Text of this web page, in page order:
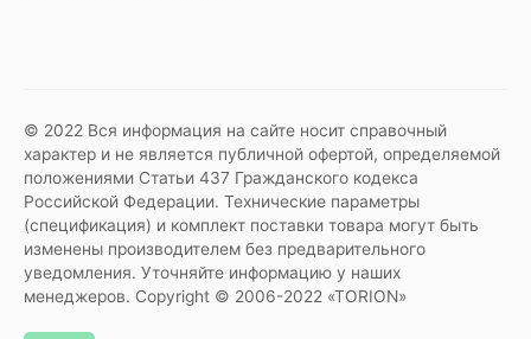
© 2022 Вся информация на сайте носит справочный
характер и не является публичной офертой, определяемой
положениями Статьи 437 Гражданского кодекса
Российской Федерации. Технические параметры
(спецификация) и комплект поставки товара могут быть
изменены производителем без предварительного
уведомления. Уточняйте информацию у наших
менеджеров. Copyright © 2006-2022 «TORION»